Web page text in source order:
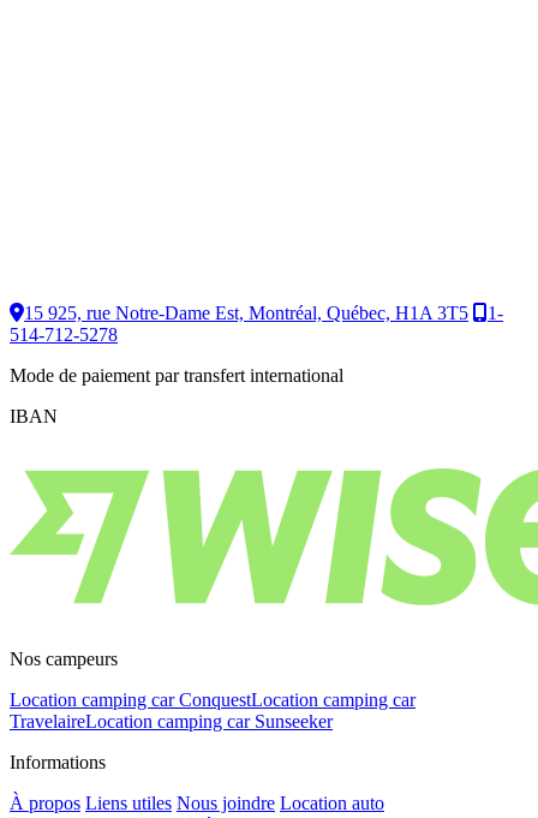
15 925, rue Notre-Dame Est, Montréal, Québec, H1A 3T5
1-
514-712-5278
Mode de paiement par transfert international
IBAN
Nos campeurs
Location camping car ConquestLocation camping car
TravelaireLocation camping car Sunseeker
Informations
À propos Liens utiles Nous joindre Location auto